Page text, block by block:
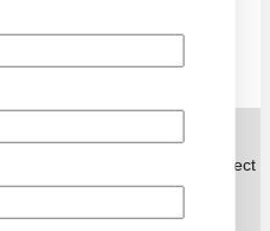
Webdesign Easy Connect